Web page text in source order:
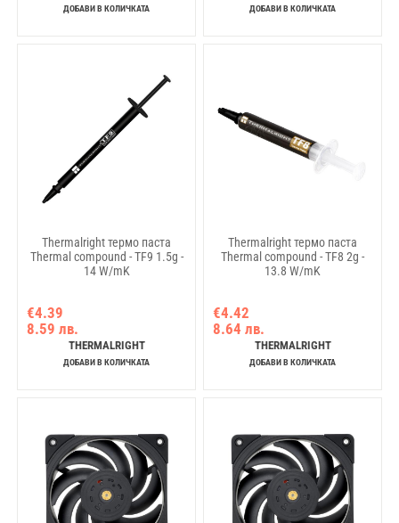
ДОБАВИ В КОЛИЧКАТА ДОБАВИ В КОЛИЧКАТА
Thermalright термо паста
Thermal compound - TF9 1.5g -
14 W/mK
€4.39
8.59 лв.
THERMALRIGHT
ДОБАВИ В КОЛИЧКАТА
Thermalright термо паста
Thermal compound - TF8 2g -
13.8 W/mK
€4.42
8.64 лв.
THERMALRIGHT
ДОБАВИ В КОЛИЧКАТА